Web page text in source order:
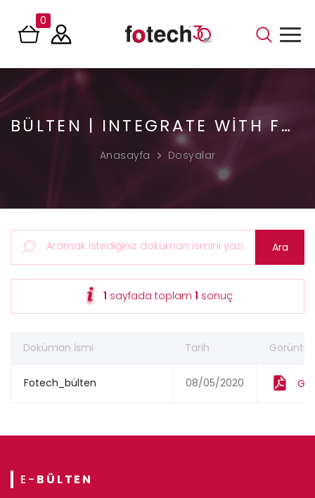
0
BÜLTEN | INTEGRATE WITH FOTECH
Anasayfa Dosyalar
1 sayfada toplam 1 sonuç
Doküman İsmi Tarih
Fotech_bülten 08/05/2020
E- BÜLTEN